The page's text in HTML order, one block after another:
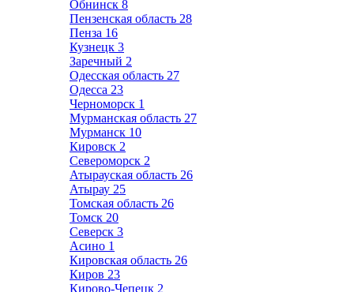
Обнинск 8
Пензенская область 28
Пенза 16
Кузнецк 3
Заречный 2
Одесская область 27
Одесса 23
Черноморск 1
Мурманская область 27
Мурманск 10
Кировск 2
Североморск 2
Атырауская область 26
Атырау 25
Томская область 26
Томск 20
Северск 3
Асино 1
Кировская область 26
Киров 23
Кирово-Чепецк 2